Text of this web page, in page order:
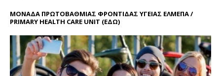
ΜΟΝΑΔΑ ΠΡΩΤΟΒΑΘΜΙΑΣ ΦΡΟΝΤΙΔΑΣ ΥΓΕΙΑΣ ΕΛΜΕΠΑ /
PRIMARY HEALTH CARE UNIT (ΕΔΩ)